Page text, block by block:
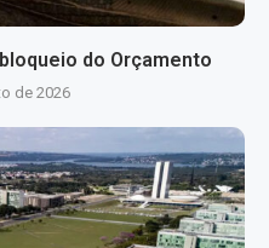
do Orçamento
de 2026